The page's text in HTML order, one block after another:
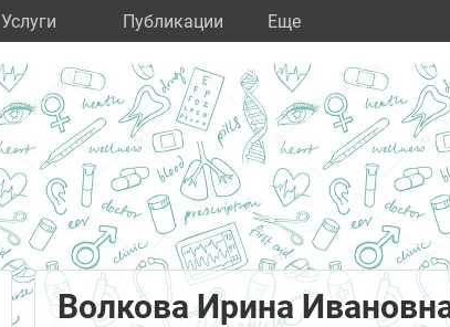
Услуги Публикации Eще
Волкова Ирина